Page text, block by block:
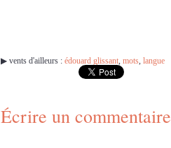
▶︎ vents d'ailleurs : édouard glissant, mots, langue
Écrire un commentaire